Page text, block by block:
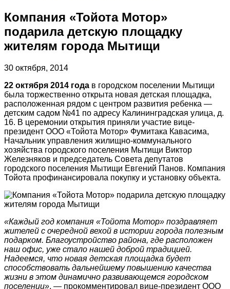
Компания «Тойота Мотор»
подарила детскую площадку
жителям города Мытищи
30 октября, 2014
22 октября 2014 года в городском поселении Мытищи
была торжественно открыта новая детская площадка,
расположенная рядом с центром развития ребенка —
детским садом №41 по адресу Калининградская улица, д.
16. В церемонии открытия приняли участие вице-
президент ООО «Тойота Мотор» Фумитака Кавасима,
Начальник управления жилищно-коммунального
хозяйства городского поселения Мытищи Виктор
Железняков и председатель Совета депутатов
городского поселения Мытищи Евгений Панов. Компания
Тойота профинансировала покупку и установку объекта.
«Каждый год компания «Тойота Мотор» поздравляет
жителей с очередной вехой в истории города полезным
подарком. Благоустройство района, где расположен
наш офис, уже стало нашей доброй традицией.
Надеемся, что новая детская площадка будет
способствовать дальнейшему повышению качества
жизни в этом динамично развивающемся городском
поселении», — прокомментировал вице-президент ООО